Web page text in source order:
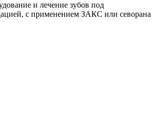
и лечение зубов под
с применением ЗАКС или севорана